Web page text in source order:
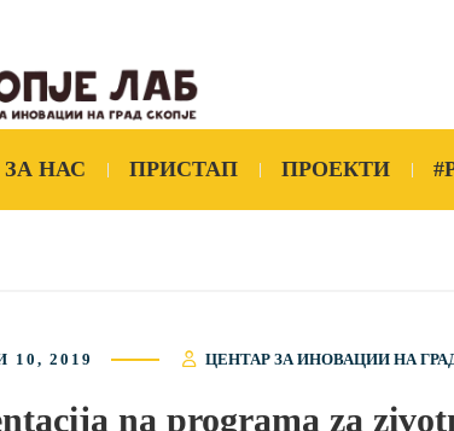
ЗА НАС ПРИСТАП ПРОЕКТИ
10, 2019 ЦЕНТАР ЗА ИНОВАЦИИ НА
na programa za